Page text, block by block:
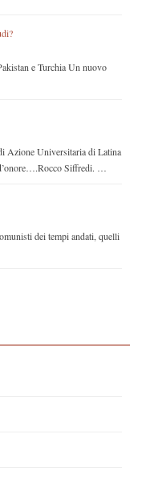
e Turchia Un nuovo
Azione Universitaria di Latina
Siffredi. …
dei tempi andati, quelli